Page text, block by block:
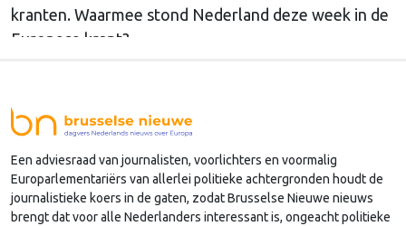
kranten. Waarmee stond Nederland deze week in de
Europese krant?
Een adviesraad van journalisten, voorlichters en voormalig
Europarlementariërs van allerlei politieke achtergronden houdt de
journalistieke koers in de gaten, zodat Brusselse Nieuwe nieuws
brengt dat voor alle Nederlanders interessant is, ongeacht politieke